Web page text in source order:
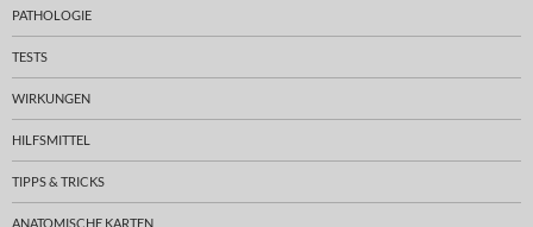
PATHOLOGIE
TESTS
WIRKUNGEN
HILFSMITTEL
TIPPS & TRICKS
ANATOMISCHE KARTEN